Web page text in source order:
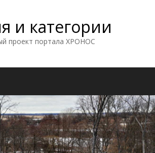
и категории
проект портала ХРОНОС